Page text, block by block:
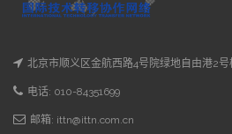
北京市顺义区金航西路4号院绿地自由港2
电话: 010-84351699
邮箱: ittn@ittn.com.cn